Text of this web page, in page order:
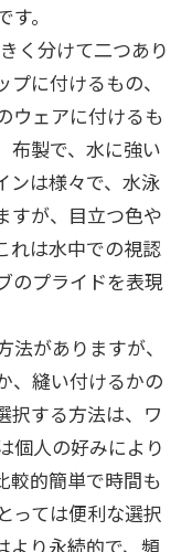
。
く分けて二つあり
に付けるもの、
ウェアに付けるも
布製で、水に強い
ンは様々で、水泳
すが、目立つ色や
れは水中での視認
のプライドを表現
がありますが、
、縫い付けるかの
択する方法は、ワ
個人の好みにより
較的簡単で時間も
っては便利な選択
より永続的で、頻